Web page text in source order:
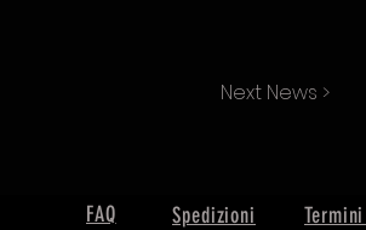
Next News >
FAQ Spedizioni